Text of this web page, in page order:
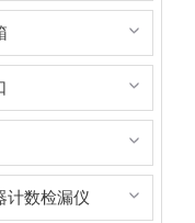
计数检漏仪